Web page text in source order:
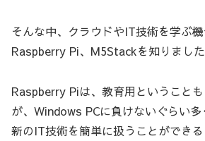
そんな中、クラウドやIT技術を学ぶ機
Raspberry Pi、M5Stackを知りました
Raspberry Piは、教育用ということ
が、Windows PCに負けないぐらい
新のIT技術を簡単に扱うことができる